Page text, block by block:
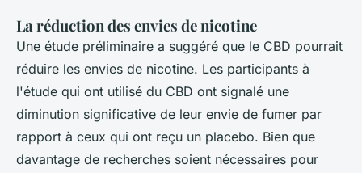
La réduction des envies de nicotine
Une étude préliminaire a suggéré que le CBD pourrait
réduire les envies de nicotine. Les participants à
l'étude qui ont utilisé du CBD ont signalé une
diminution significative de leur envie de fumer par
rapport à ceux qui ont reçu un placebo. Bien que
davantage de recherches soient nécessaires pour